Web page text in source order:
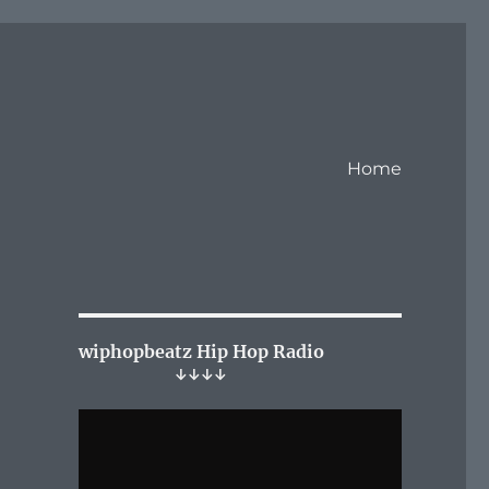
Home
wiphopbeatz Hip Hop Radio
↓↓↓↓